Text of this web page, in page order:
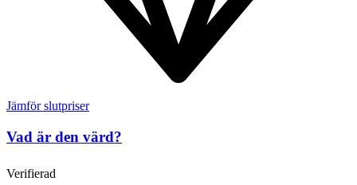
Verifierad
Jämför slutpriser
Vad är den värd?